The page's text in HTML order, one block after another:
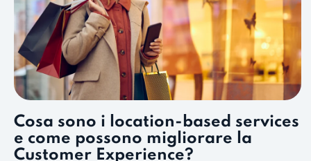
Cosa sono i location-based services
e come possono migliorare la
Customer Experience?